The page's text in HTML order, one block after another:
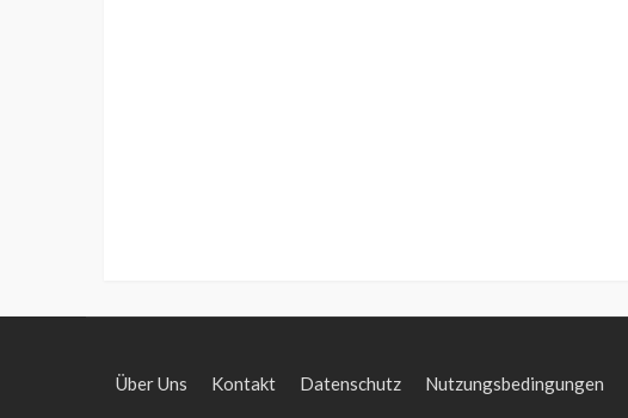
Über Uns Kontakt Datenschutz Nutzungsbedingungen